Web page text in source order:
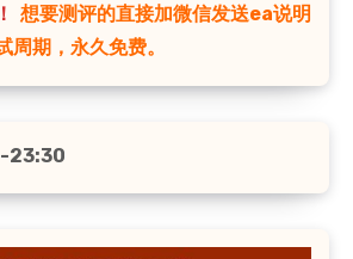
想要测评的直接加微信发送ea说明
周期，永久免费。
23:30